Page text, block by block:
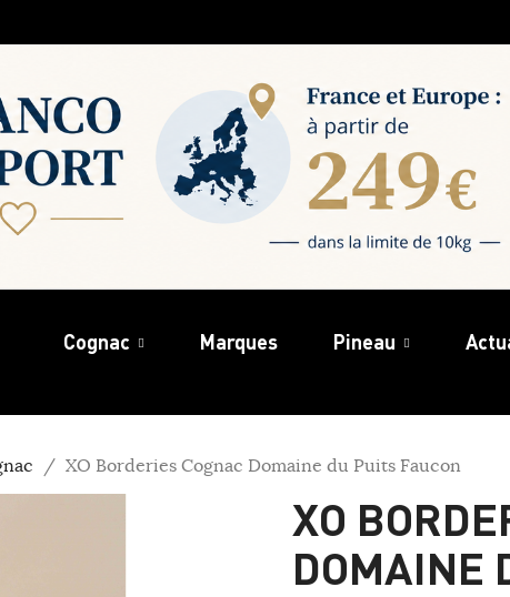
Cognac Marques Pineau
XO Borderies Cognac Domaine du Puits Faucon
XO
DOMAINE